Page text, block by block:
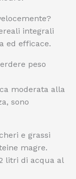
integrali
ed efficace.
peso
moderata alla
sono
e grassi
magre.
litri di acqua al